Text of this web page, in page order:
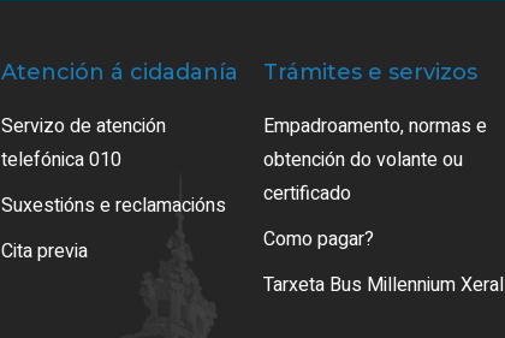
Atención á cidadanía
Servizo de atención
telefónica 010
Suxestións e reclamacións
Cita previa
Trámites e servizos
Empadroamento, normas e
obtención do volante ou
certificado
Como pagar?
Tarxeta Bus Millennium Xeral